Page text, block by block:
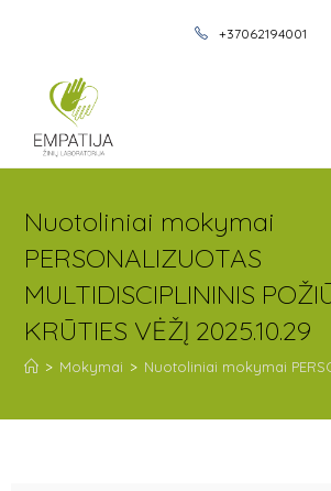
+37062194001
Nuotoliniai mokymai
PERSONALIZUOTAS
MULTIDISCIPLININIS
KRŪTIES VĖŽĮ 2025.10.29
> Mokymai > Nuotoliniai mokymai